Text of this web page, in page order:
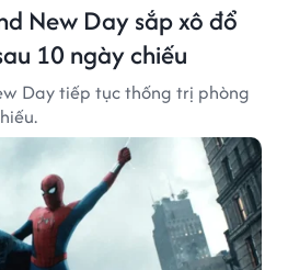
New Day sắp xô đổ
10 ngày chiếu
Day tiếp tục thống trị phòng